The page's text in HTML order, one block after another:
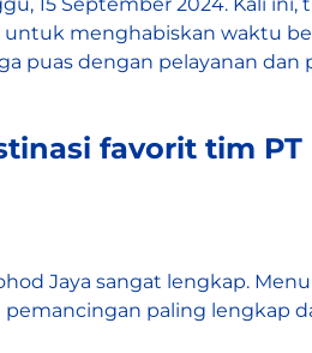
15 September 2024. Kali ini,
menghabiskan waktu
puas dengan pelayanan dan
favorit tim
Jaya sangat lengkap.
pemancingan paling lengkap